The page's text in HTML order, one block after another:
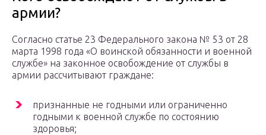
армии?
Согласно статье 23 Федерального закона № 53 от 28
марта 1998 года «О воинской обязанности и военной
службе» на законное освобождение от службы в
армии рассчитывают граждане:
признанные не годными или ограниченно
годными к военной службе по состоянию
здоровья;